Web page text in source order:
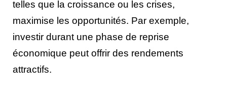
telles que la croissance ou les crises,
maximise les opportunités. Par exemple,
investir durant une phase de reprise
économique peut offrir des rendements
attractifs.